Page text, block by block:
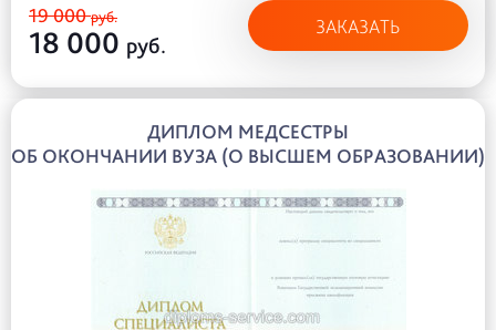
19 000руб.
18 000 руб.
ЗАКАЗАТЬ
ДИПЛОМ МЕДСЕСТРЫ
ОБ ОКОНЧАНИИ ВУЗА (О ВЫСШЕМ ОБРАЗОВАНИИ)